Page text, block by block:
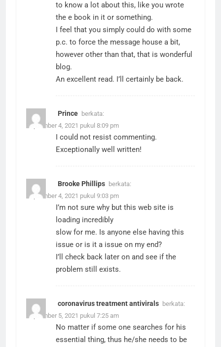
to know a lot about this, like you wrote
the e book in it or something.
I feel that you simply could do with some
p.c. to force the message house a bit,
however other than that, that is wonderful
blog.
An excellent read. I’ll certainly be back.
Prince berkata:
September 4, 2021 pukul 8:09 pm
I could not resist commenting.
Exceptionally well written!
Brooke Phillips berkata:
September 4, 2021 pukul 9:03 pm
I’m not sure why but this web site is
loading incredibly
slow for me. Is anyone else having this
issue or is it a issue on my end?
I’ll check back later on and see if the
problem still exists.
coronavirus treatment antivirals berkata:
September 5, 2021 pukul 7:25 am
No matter if some one searches for his
essential thing, thus he/she needs to be